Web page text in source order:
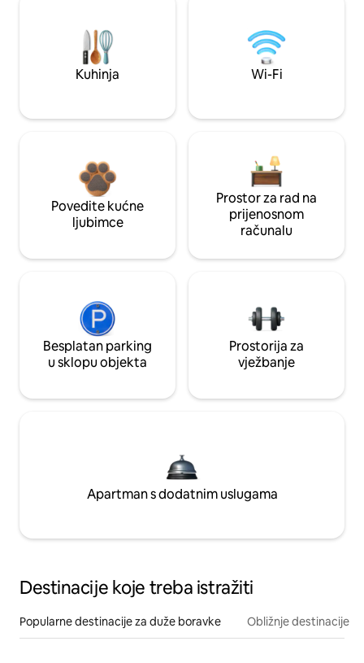
Kuhinja Wi-Fi
Povedite kućne
ljubimce
Prostor za rad na
prijenosnom
računalu
Besplatan parking
u sklopu objekta
Prostorija za
vježbanje
Apartman s dodatnim uslugama
Destinacije koje treba istražiti
Popularne destinacije za duže boravke Obližnje destinacije